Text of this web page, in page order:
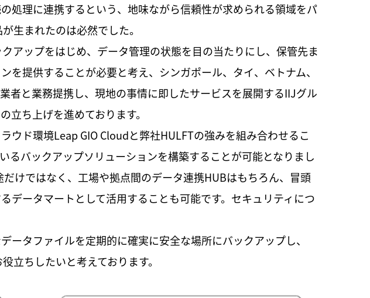
処理に連携するという、地味ながら信頼性が求められる領域をパ
生まれたのは必然でした。
アップをはじめ、データ管理の状態を目の当たりにし、保管先ま
を提供することが必要と考え、シンガポール、タイ、ベトナム、
者と業務提携し、現地の事情に即したサービスを展開するIIJグル
立ち上げを進めております。
ウド環境Leap GIO Cloudと弊社HULFTの強みを組み合わせるこ
るバックアップソリューションを構築することが可能となりまし
けではなく、工場や拠点間のデータ連携HUBはもちろん、冒頭
データマートとして活用することも可能です。セキュリティにつ
ータファイルを定期的に確実に安全な場所にバックアップし、
立ちしたいと考えております。